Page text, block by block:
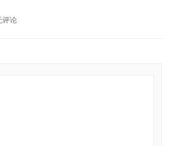
评论